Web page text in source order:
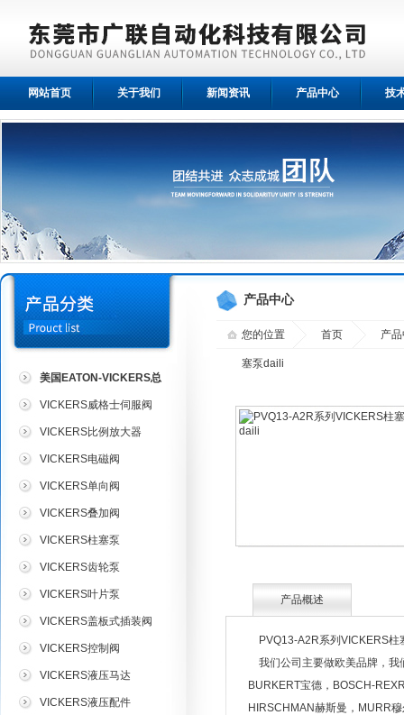
网站首页 关于我们 新闻资讯 产品中心 技
美国EATON-VICKERS总
代理
VICKERS威格士伺服阀
VICKERS比例放大器
VICKERS电磁阀
VICKERS单向阀
VICKERS叠加阀
VICKERS柱塞泵
VICKERS齿轮泵
VICKERS叶片泵
VICKERS盖板式插装阀
VICKERS控制阀
VICKERS液压马达
VICKERS液压配件
产品中心
您的位置 首页 产
塞泵daili
产品概述
PVQ13-A2R系列VICKERS柱
我们公司主要做欧美品牌，我
BURKERT宝德，BOSCH-
HIRSCHMAN赫斯曼，MURR